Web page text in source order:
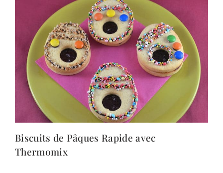
Biscuits de Pâques Rapide avec
Thermomix